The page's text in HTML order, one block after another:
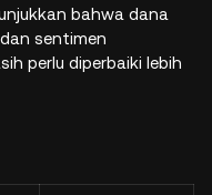
bahwa dana
sentimen
perlu diperbaiki lebih